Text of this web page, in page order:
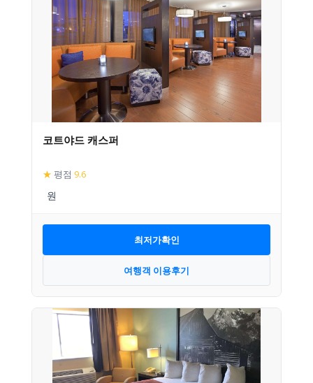
코트야드 캐스퍼
★ 평점 9.6
최저가확인
여행객 이용후기